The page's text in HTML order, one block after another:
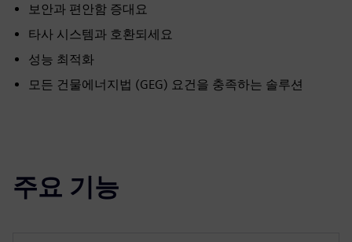
보안과 편안함 증대요
타사 시스템과 호환되세요
성능 최적화
모든 건물에너지법 (GEG) 요건을 충족하는 솔루션
주요 기능